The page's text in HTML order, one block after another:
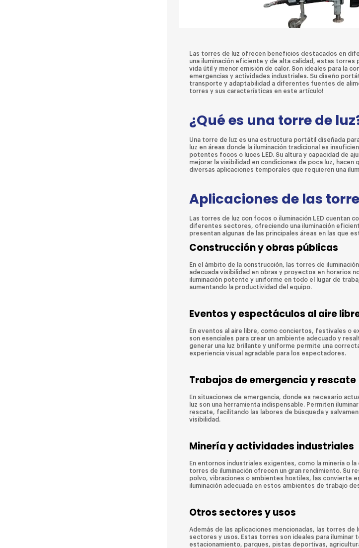
Las torres de luz ofrecen beneficios destacados en
una iluminación eficiente y de alta calidad, estas
vida útil y menor emisión de calor. Son ideales para la
emergencias y actividades industriales. Su diseño
transporte y adaptabilidad a diferentes fuentes de
torres y sus características en este artículo!
¿Qué es una torre de
Una torre de luz es una estructura portátil diseñada
luz en áreas donde la iluminación tradicional es
potentes focos o luces LED. Su altura y capacidad de
mejorar la visibilidad en condiciones de poca luz, hacen
diversas aplicaciones temporales que requieren una
Aplicaciones de las
Las torres de luz con focos o iluminación LED cuentan
diferentes sectores, ofreciendo una iluminación
presentan algunas de las principales áreas en las que
Construcción y obras públicas
En el ámbito de la construcción, las torres de
adecuada visibilidad en obras y proyectos en horarios
iluminación potente y uniforme en todo el lugar de
aumentando la productividad del equipo.
Eventos y espectáculos al aire
En eventos al aire libre, como conciertos, festivales o
son esenciales para crear un ambiente adecuado y
generar una luz brillante y uniforme permite una
experiencia visual agradable para los espectadores.
Trabajos de emergencia y rescate
En situaciones de emergencia, donde es necesario
luz son una herramienta indispensable. Permiten
rescate, facilitando las labores de búsqueda y
visibilidad.
Minería y actividades industriales
En entornos industriales exigentes, como la minería o
torres de iluminación ofrecen un gran rendimiento. Su
polvo, vibraciones o ambientes hostiles, las convierte
iluminación adecuada en estos ambientes de trabajo
Otros sectores y usos
Además de las aplicaciones mencionadas, las torres de
sectores y usos. Estas torres son ideales para iluminar
estacionamiento, parques, pistas deportivas,